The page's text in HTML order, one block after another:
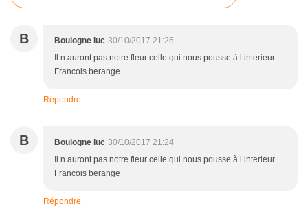
B Boulogne luc 30/10/2017 21:26
Il n auront pas notre fleur celle qui nous pousse à l interieur
Francois berange
Répondre
B Boulogne luc 30/10/2017 21:24
Il n auront pas notre fleur celle qui nous pousse à l interieur
Francois berange
Répondre